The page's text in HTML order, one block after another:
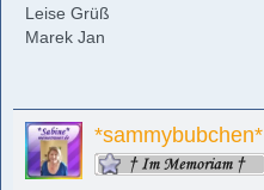
Leise Grüß
Marek Jan
*sammybubchen*